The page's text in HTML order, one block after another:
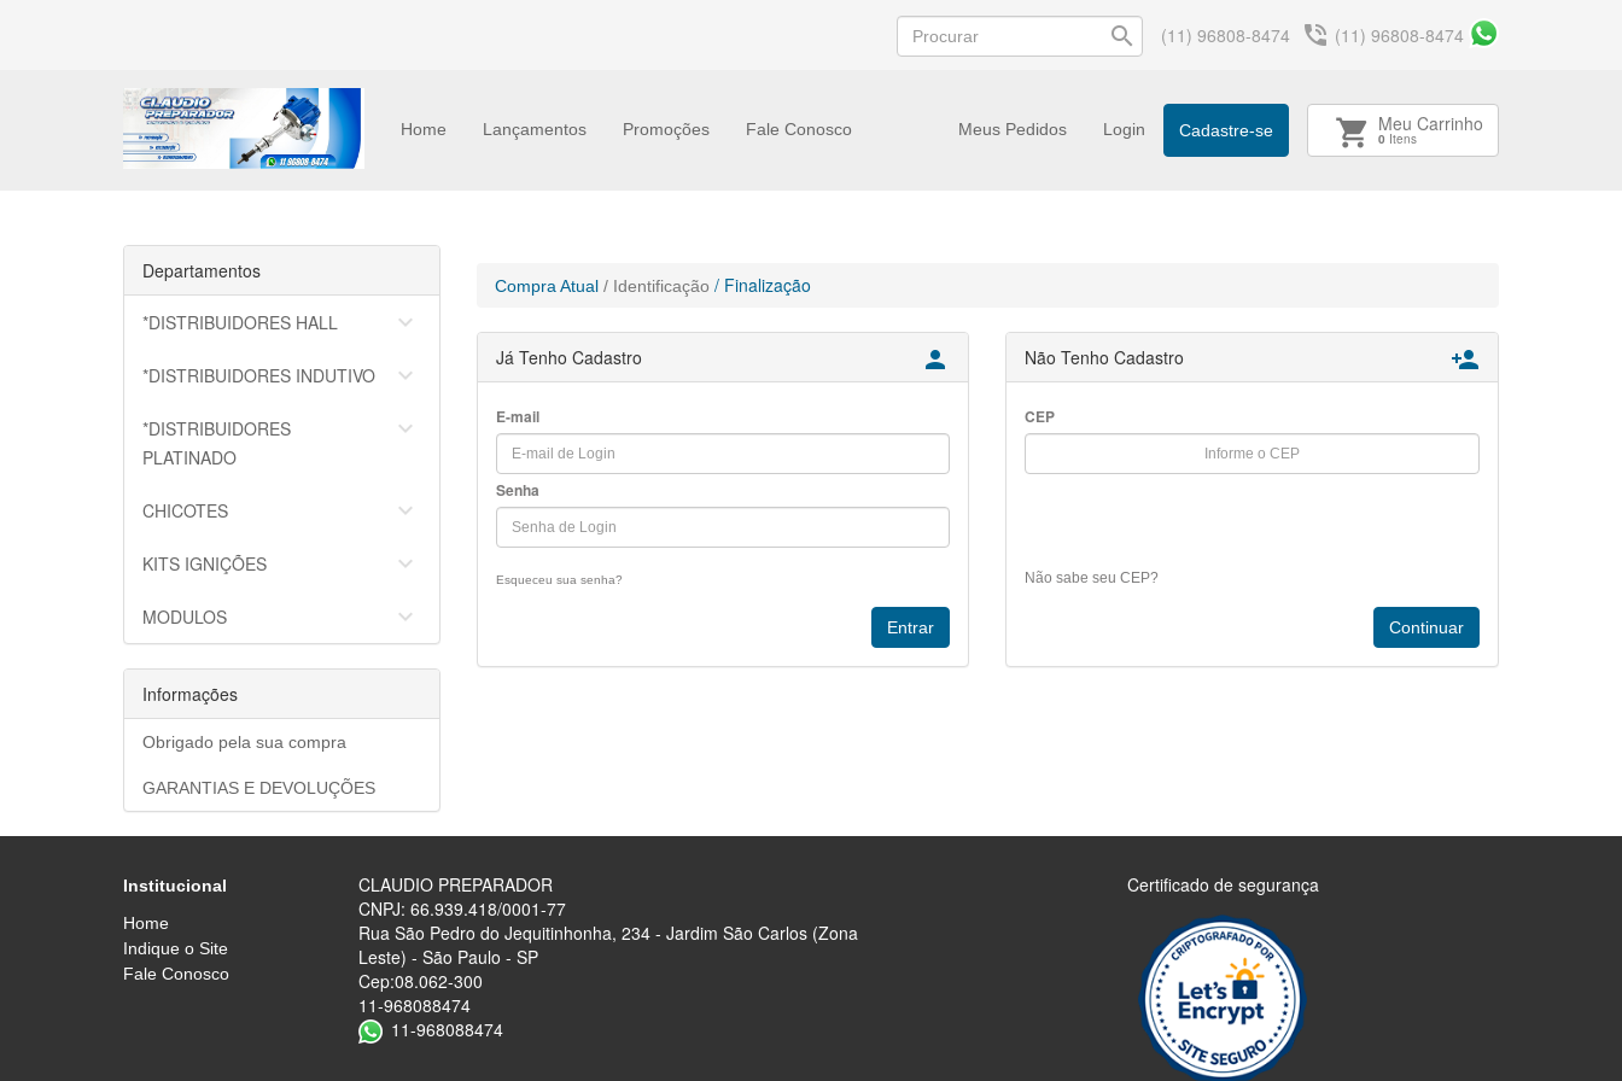
search (11) 96808-8474 phone_in_talk (11) 96808-8474
Home Lançamentos Promoções Fale Conosco Meus Pedidos Login Cadastre-se shopping_cart Meu Carrinho
0 Itens
Departamentos
*DISTRIBUIDORES HALL keyboard_arrow_down
*DISTRIBUIDORES INDUTIVO keyboard_arrow_down
*DISTRIBUIDORES
PLATINADO
keyboard_arrow_down
CHICOTES keyboard_arrow_down
KITS IGNIÇÕES keyboard_arrow_down
MODULOS keyboard_arrow_down
Informações
Obrigado pela sua compra
GARANTIAS E DEVOLUÇÕES
Compra Atual / Identificação / Finalização
Já Tenho Cadastro 
E-mail
Senha
Esqueceu sua senha?
Não Tenho Cadastro 
CEP
Não sabe seu CEP?
Institucional
Home
Indique o Site
Fale Conosco
CLAUDIO PREPARADOR
CNPJ: 66.939.418/0001-77
Rua São Pedro do Jequitinhonha, 234 - Jardim São Carlos (Zona
Leste) - São Paulo - SP
Cep:08.062-300
11-968088474
11-968088474
Certificado de segurança